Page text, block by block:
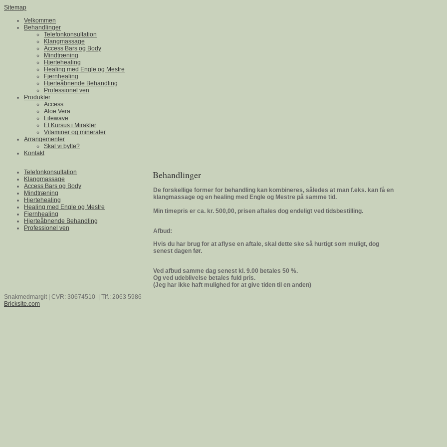
Sitemap
Velkommen
Behandlinger
Telefonkonsultation
Klangmassage
Access Bars og Body
Mindtræning
Hjertehealing
Healing med Engle og Mestre
Fjernhealing
Hjerteåbnende Behandling
Professionel ven
Produkter
Access
Aloe Vera
Lifewave
Et Kursus i Mirakler
Vitaminer og mineraler
Arrangementer
Skal vi bytte?
Kontakt
Telefonkonsultation
Klangmassage
Access Bars og Body
Mindtræning
Hjertehealing
Healing med Engle og Mestre
Fjernhealing
Hjerteåbnende Behandling
Professionel ven
Behandlinger
De forskellige former for behandling kan kombineres, således at man f.eks. kan få en
klangmassage og en healing med Engle og Mestre på samme tid.
Min timepris er ca. kr. 500,00, prisen aftales dog endeligt ved tidsbestilling.
Afbud:
Hvis du har brug for at aflyse en aftale, skal dette ske så hurtigt som muligt, dog
senest dagen før.
Ved afbud samme dag senest kl. 9.00 betales 50 %.
Og ved udeblivelse betales fuld pris.
(Jeg har ikke haft mulighed for at give tiden til en anden)
Snakmedmargit | CVR: 30674510 | Tlf.: 2063 5986
Bricksite.com